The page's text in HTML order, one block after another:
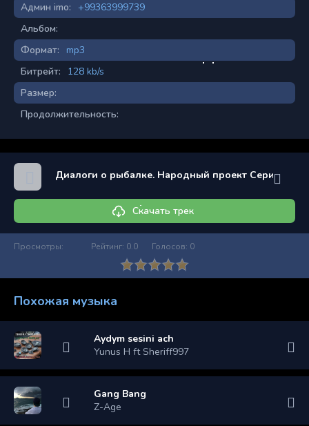
Админ imo:
+99363999739
Альбом:
Формат:
mp3
Битрейт:
128 kb/s
Размер:
Продолжительность:
Диалоги о рыбалке. Народный проект Серия 92
Скачать трек
Просмотры: Рейтинг: 0.0 Голосов: 0
Похожая музыка
Aydym sesini ach
Yunus H ft Sheriff997
Gang Bang
Z-Age